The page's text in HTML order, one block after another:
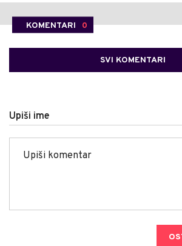
KOMENTARI 0
SVI KOMENTARI
Upiši ime